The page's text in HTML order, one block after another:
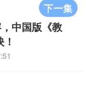
下一集
中国版《教